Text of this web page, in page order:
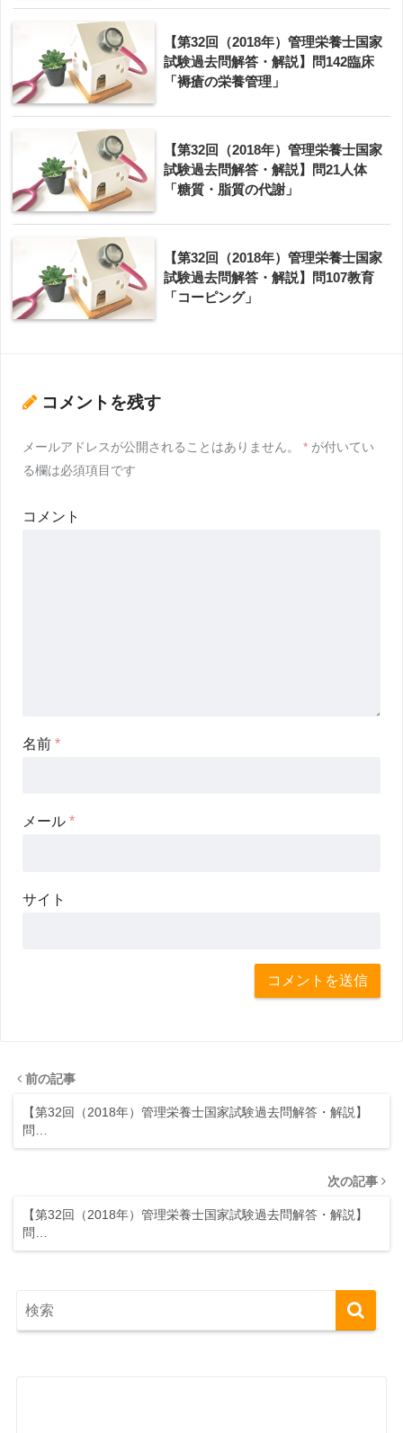
【第32回（2018年）管理栄養士国家
試験過去問解答・解説】問142臨床
「褥瘡の栄養管理」
【第32回（2018年）管理栄養士国家
試験過去問解答・解説】問21人体
「糖質・脂質の代謝」
【第32回（2018年）管理栄養士国家
試験過去問解答・解説】問107教育
「コーピング」
コメントを残す
メールアドレスが公開されることはありません。 * が付いてい
る欄は必須項目です
コメント
名前 *
メール *
サイト
前の記事
【第32回（2018年）管理栄養士国家試験過去問解答・解説】
問…
次の記事
【第32回（2018年）管理栄養士国家試験過去問解答・解説】
問…